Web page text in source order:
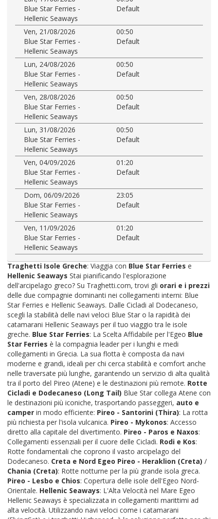
Blue Star Ferries -
Hellenic Seaways
Default
Ven, 21/08/2026
00:50
Blue Star Ferries -
Hellenic Seaways
Default
Lun, 24/08/2026
00:50
Blue Star Ferries -
Hellenic Seaways
Default
Ven, 28/08/2026
00:50
Blue Star Ferries -
Hellenic Seaways
Default
Lun, 31/08/2026
00:50
Blue Star Ferries -
Hellenic Seaways
Default
Ven, 04/09/2026
01:20
Blue Star Ferries -
Hellenic Seaways
Default
Dom, 06/09/2026
23:05
Blue Star Ferries -
Hellenic Seaways
Default
Ven, 11/09/2026
01:20
Blue Star Ferries -
Hellenic Seaways
Default
Traghetti Isole Greche: Viaggia con Blue Star Ferries e
Hellenic Seaways Stai pianificando l'esplorazione
dell'arcipelago greco? Su Traghetti.com, trovi gli orari e i prezzi
delle due compagnie dominanti nei collegamenti interni: Blue
Star Ferries e Hellenic Seaways. Dalle Cicladi al Dodecaneso,
scegli la stabilità delle navi veloci Blue Star o la rapidità dei
catamarani Hellenic Seaways per il tuo viaggio tra le isole
greche. Blue Star Ferries: La Scelta Affidabile per l'Egeo Blue
Star Ferries è la compagnia leader per i lunghi e medi
collegamenti in Grecia. La sua flotta è composta da navi
moderne e grandi, ideali per chi cerca stabilità e comfort anche
nelle traversate più lunghe, garantendo un servizio di alta qualità
tra il porto del Pireo (Atene) e le destinazioni più remote. Rotte
Cicladi e Dodecaneso (Long Tail) Blue Star collega Atene con
le destinazioni più iconiche, trasportando passeggeri, auto e
camper in modo efficiente: Pireo - Santorini (Thira): La rotta
più richiesta per l'isola vulcanica. Pireo - Mykonos: Accesso
diretto alla capitale del divertimento. Pireo - Paros e Naxos:
Collegamenti essenziali per il cuore delle Cicladi. Rodi e Kos:
Rotte fondamentali che coprono il vasto arcipelago del
Dodecaneso. Creta e Nord Egeo Pireo - Heraklion (Creta) /
Chania (Creta): Rotte notturne per la più grande isola greca.
Pireo - Lesbo e Chios: Copertura delle isole dell'Egeo Nord-
Orientale. Hellenic Seaways: L'Alta Velocità nel Mare Egeo
Hellenic Seaways è specializzata in collegamenti marittimi ad
alta velocità. Utilizzando navi veloci come i catamarani